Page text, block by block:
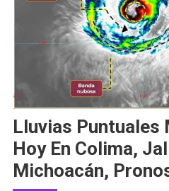
Lluvias Puntuales
Hoy En Colima,
Michoacán,